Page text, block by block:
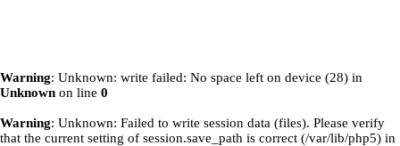
Warning: Unknown: write failed: No space left on device (28) in
Unknown on line 0
Warning: Unknown: Failed to write session data (files). Please verify
that the current setting of session.save_path is correct (/var/lib/php5) in